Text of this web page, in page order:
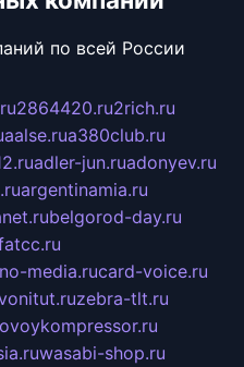
по всей России
2864420.ru2rich.ru
aalse.rua380club.ru
adler-jun.ruadonyev.ru
argentinamia.ru
belgorod-day.ru
media.rucard-voice.ru
zebra-tlt.ru
wasabi-shop.ru